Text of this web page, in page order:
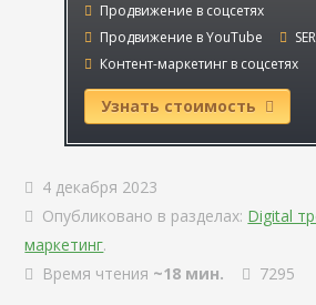
Продвижение в соцсетях
Продвижение в YouTube
Контент-маркетинг в соцсетях
Узнать стоимость
4 декабря 2023
Опубликовано в разделах: Digital
маркетинг.
Время чтения ~18 мин. 7295